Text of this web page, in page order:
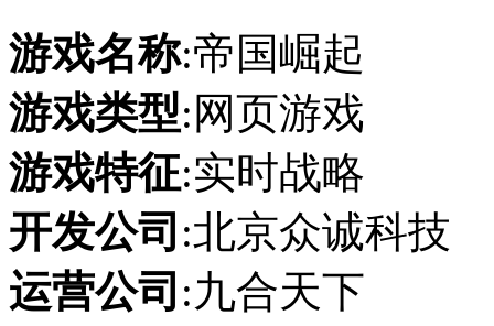
游戏名称:帝国崛起
游戏类型:网页游戏
游戏特征:实时战略
开发公司 :北京众诚科技
运营公司 :九合天下